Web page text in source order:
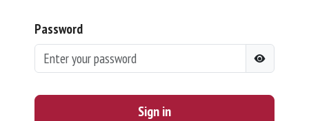
Password
Sign in